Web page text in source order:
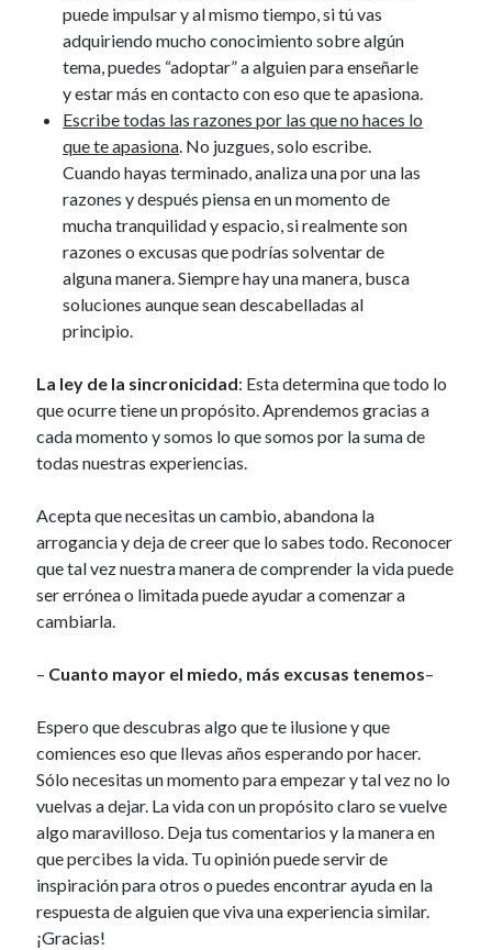
puede impulsar y al mismo tiempo, si tú vas
adquiriendo mucho conocimiento sobre algún
tema, puedes “adoptar” a alguien para enseñarle
y estar más en contacto con eso que te apasiona.
Escribe todas las razones por las que no haces lo
que te apasiona. No juzgues, solo escribe.
Cuando hayas terminado, analiza una por una las
razones y después piensa en un momento de
mucha tranquilidad y espacio, si realmente son
razones o excusas que podrías solventar de
alguna manera. Siempre hay una manera, busca
soluciones aunque sean descabelladas al
principio.
La ley de la sincronicidad: Esta determina que todo lo
que ocurre tiene un propósito. Aprendemos gracias a
cada momento y somos lo que somos por la suma de
todas nuestras experiencias.
Acepta que necesitas un cambio, abandona la
arrogancia y deja de creer que lo sabes todo. Reconocer
que tal vez nuestra manera de comprender la vida puede
ser errónea o limitada puede ayudar a comenzar a
cambiarla.
– Cuanto mayor el miedo, más excusas tenemos–
Espero que descubras algo que te ilusione y que
comiences eso que llevas años esperando por hacer.
Sólo necesitas un momento para empezar y tal vez no lo
vuelvas a dejar. La vida con un propósito claro se vuelve
algo maravilloso. Deja tus comentarios y la manera en
que percibes la vida. Tu opinión puede servir de
inspiración para otros o puedes encontrar ayuda en la
respuesta de alguien que viva una experiencia similar.
¡Gracias!